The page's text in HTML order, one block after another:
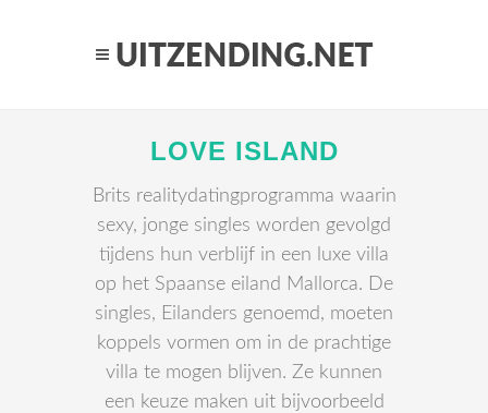
LOVE ISLAND
Brits realitydatingprogramma waarin
sexy, jonge singles worden gevolgd
tijdens hun verblijf in een luxe villa
op het Spaanse eiland Mallorca. De
singles, Eilanders genoemd, moeten
koppels vormen om in de prachtige
villa te mogen blijven. Ze kunnen
een keuze maken uit bijvoorbeeld